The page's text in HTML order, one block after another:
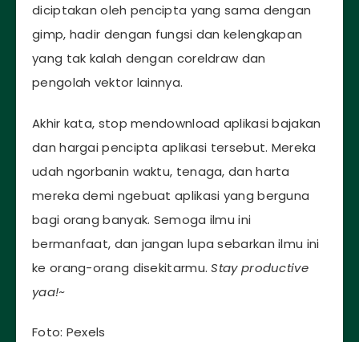
diciptakan oleh pencipta yang sama dengan
gimp, hadir dengan fungsi dan kelengkapan
yang tak kalah dengan coreldraw dan
pengolah vektor lainnya.
Akhir kata, stop mendownload aplikasi bajakan
dan hargai pencipta aplikasi tersebut. Mereka
udah ngorbanin waktu, tenaga, dan harta
mereka demi ngebuat aplikasi yang berguna
bagi orang banyak. Semoga ilmu ini
bermanfaat, dan jangan lupa sebarkan ilmu ini
ke orang-orang disekitarmu.Stay productive
yaa!~
Foto: Pexels